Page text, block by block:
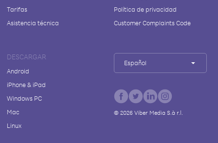
Tarifas
Asistencia técnica
Política de privacidad
Customer Complaints Code
DESCARGAR
Android
iPhone & iPad
Windows PC
Mac
Linux
Español
© 2026Viber Media S.à r.l.